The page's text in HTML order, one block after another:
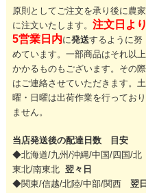
原則としてご注文を承り後に農家
に注文いたします。 注文日より
5営業日内に発送するように努
めています。一部商品はそれ以上
かかるものもございます。その際
はご連絡させていただきます。 土
曜・日曜は出荷作業を行っており
ません。
当店発送後の配達日数 目安
◆北海道/九州/沖縄/中国/四国/北
東北/南東北 翌々日
◆関東/信越/北陸/中部/関西 翌日